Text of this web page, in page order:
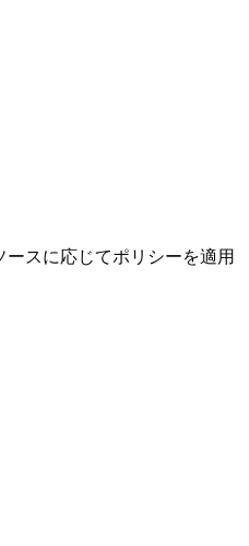
スに応じてポリシーを適用